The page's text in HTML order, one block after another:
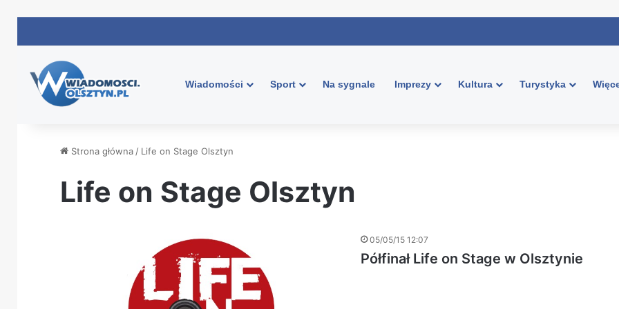
Wiadomości Sport Na sygnale Imprezy Kultura Turystyka
Strona główna / Life on Stage Olsztyn
Life on Stage Olsztyn
05/05/15 12:07
Półfinał Life on Stage w Olsztynie